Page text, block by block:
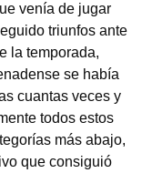
venía de jugar
triunfos ante
la temporada,
se había
cuantas veces y
todos estos
más abajo,
que consiguió